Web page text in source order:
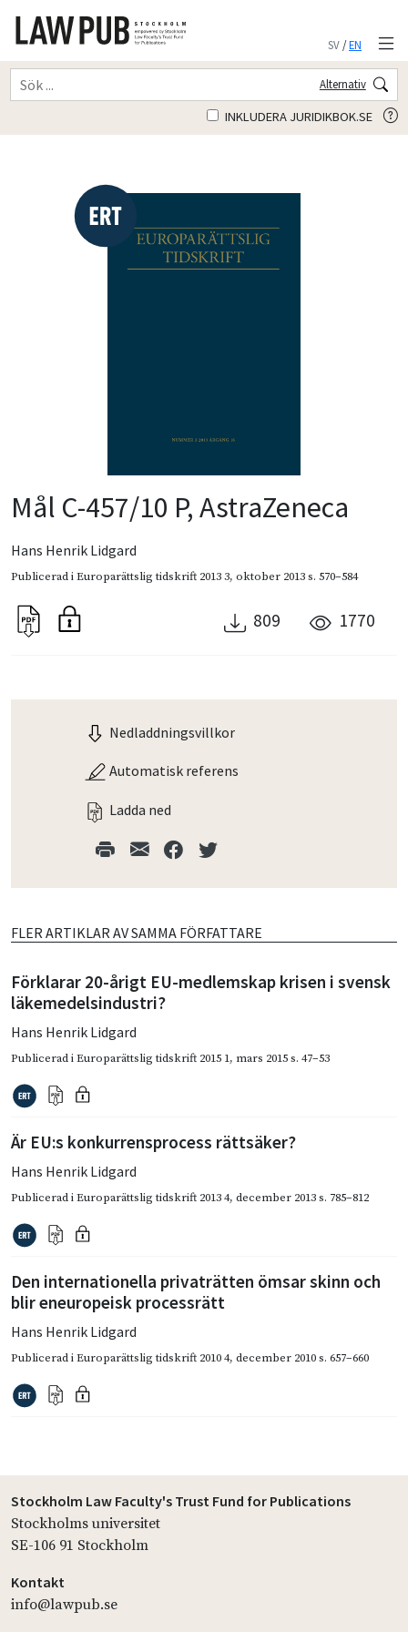
SV/EN
Alternativ
INKLUDERA JURIDIKBOK.SE
Mål C-457/10 P, AstraZeneca
Hans Henrik Lidgard
Publicerad iEuroparättslig tidskrift 2013 3, oktober 2013s. 570–584
809 1770
Nedladdningsvillkor
Automatisk referens
Ladda ned
FLER ARTIKLAR AV SAMMA FÖRFATTARE
Förklarar 20-årigt EU-medlemskap krisen i svensk
läkemedelsindustri?
Hans Henrik Lidgard
Publicerad iEuroparättslig tidskrift 2015 1, mars 2015s. 47–53
Är EU:s konkurrensprocess rättsäker?
Hans Henrik Lidgard
Publicerad iEuroparättslig tidskrift 2013 4, december 2013s. 785–812
Den internationella privaträtten ömsar skinn och
blir eneuropeisk processrätt
Hans Henrik Lidgard
Publicerad iEuroparättslig tidskrift 2010 4, december 2010s. 657–660
Stockholm Law Faculty's Trust Fund for Publications
Stockholms universitet
SE-106 91 Stockholm
Kontakt
info@lawpub.se